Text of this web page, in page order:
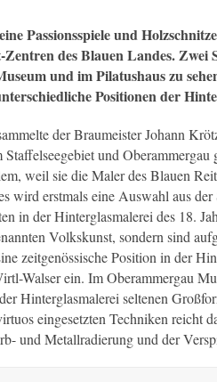
Passionsspiele und
des Blauen Landes. Zwei
und im Pilatushaus zu
Positionen der
der Braumeister Johann
und
weil sie die Maler des Blauen
wird erstmals eine Auswahl aus
in der Hinterglasmalerei des 18.
Volkskunst, sondern sind
zeitgenössische Position in der
Walser ein. Im Oberammergau
Hinterglasmalerei seltenen
eingesetzten Techniken reicht
und Metallradierung und der